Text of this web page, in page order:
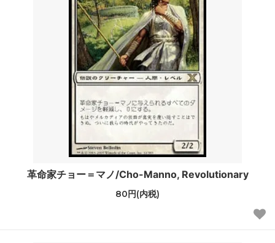
革命家チョー＝マノ/Cho-Manno, Revolutionary
80円(内税)